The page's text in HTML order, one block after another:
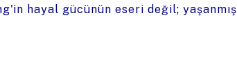
hayal gücünün eseri değil; yaşanmış